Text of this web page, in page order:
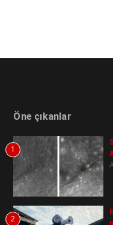
Öne çıkanlar
1
2